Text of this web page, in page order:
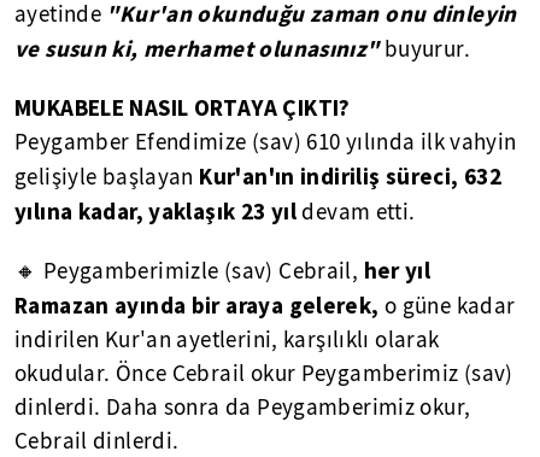
ayetinde "Kur'an okunduğu zaman onu dinleyin
ve susun ki, merhamet olunasınız"buyurur.
MUKABELE NASIL ORTAYA ÇIKTI?
Peygamber Efendimize (sav) 610 yılında ilk vahyin
gelişiyle başlayan Kur'an'ın indiriliş süreci, 632
yılına kadar, yaklaşık 23 yıl devam etti.
🔸 Peygamberimizle (sav) Cebrail, her yıl
Ramazan ayında bir araya gelerek, o güne kadar
indirilen Kur'an ayetlerini, karşılıklı olarak
okudular. Önce Cebrail okur Peygamberimiz (sav)
dinlerdi. Daha sonra da Peygamberimiz okur,
Cebrail dinlerdi.